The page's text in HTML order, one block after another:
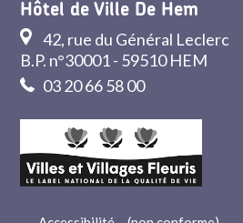
Hôtel de Ville De Hem
42, rue du Général Leclerc
B.P. n°30001 - 59510 HEM
03 20 66 58 00